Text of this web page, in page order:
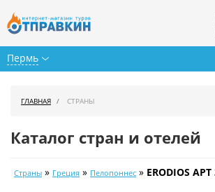
Пермь
Календарь туров
ГЛАВНАЯ СТРАНЫ
Каталог стран и отелей
Страны » Греция » Пелопоннес » ERODIOS